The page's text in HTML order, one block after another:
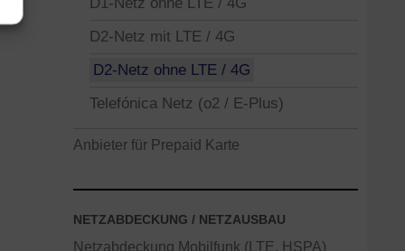
D2-Netz mit LTE / 4G
D2-Netz ohne LTE / 4G
Telefónica Netz (o2 / E-Plus)
Anbieter für Prepaid Karte
NETZABDECKUNG / NETZAUSBAU
Netzabdeckung Mobilfunk (LTE, HSPA)